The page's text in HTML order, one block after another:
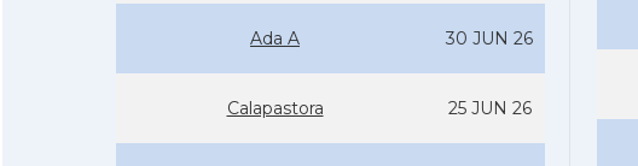
Ada A 30 JUN 26
Calapastora 25 JUN 26